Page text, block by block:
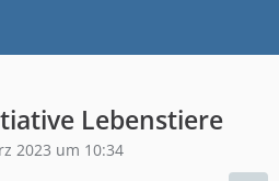
Lebenstiere
2023 um 10:34